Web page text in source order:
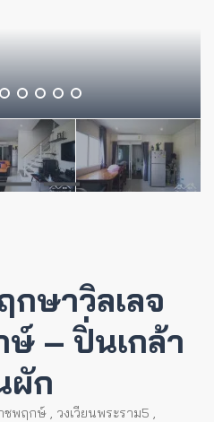
กษาวิลเลจ
– ปิ่นเกล้า
ผัก
ชพฤกษ์ , วงเวียนพระราม5 ,